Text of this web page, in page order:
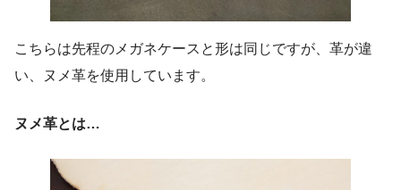
こちらは先程のメガネケースと形は同じですが、革が違
い、ヌメ革を使用しています。
ヌメ革とは…